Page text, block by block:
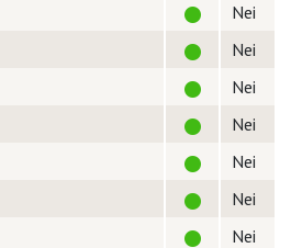
Nei
Nei
Nei
Nei
Nei
Nei
Nei